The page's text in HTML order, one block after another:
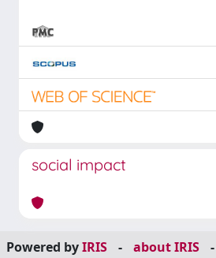
social impact
Powered byIRIS - about IRIS
-